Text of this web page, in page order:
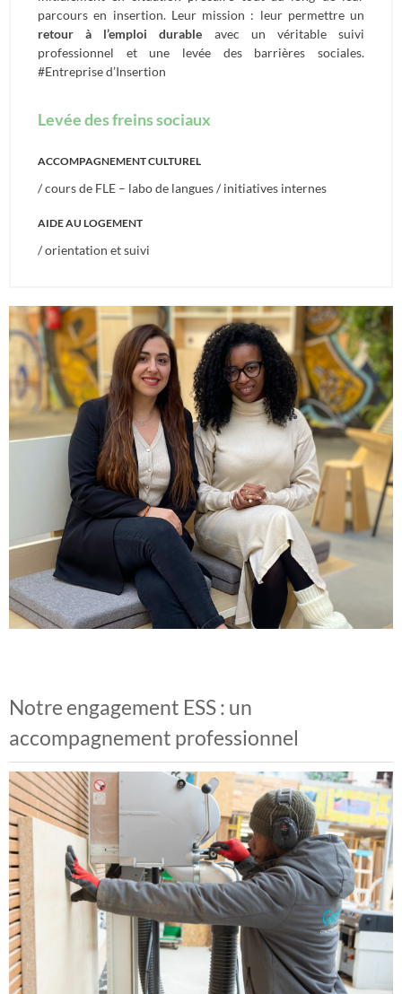
parcours en insertion. Leur mission : leur permettre un
retour à l’emploi durable avec un véritable suivi
professionnel et une levée des barrières sociales.
#Entreprise d’Insertion
Levée des freins sociaux
ACCOMPAGNEMENT CULTUREL
/ cours de FLE – labo de langues / initiatives internes
AIDE AU LOGEMENT
/ orientation et suivi
Notre engagement ESS : un
accompagnement professionnel